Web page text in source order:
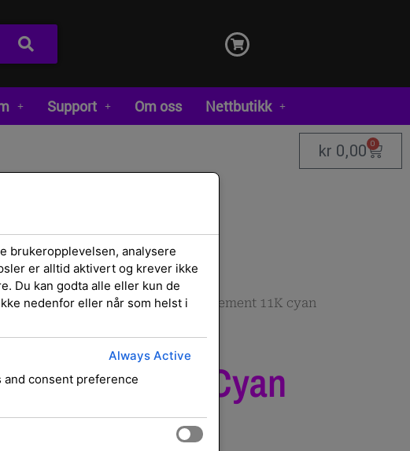
Support Om oss Nettbutikk
kr 0,00 0
og
Rekvisita/Tonerkassetter/ replacement 11K cyan
11K Cyan
brukeropplevelsen, analysere
er alltid aktivert og krever ikke
Du kan godta alle eller kun de
nedenfor eller når som helst i
Always Active
consent preference